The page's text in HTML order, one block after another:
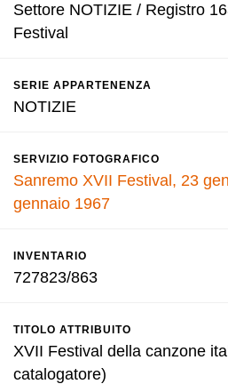
Settore NOTIZIE / Registro
Festival
SERIE APPARTENENZA
NOTIZIE
SERVIZIO FOTOGRAFICO
Sanremo XVII Festival, 23
gennaio 1967
INVENTARIO
727823/863
TITOLO ATTRIBUITO
XVII Festival della canzone
catalogatore)